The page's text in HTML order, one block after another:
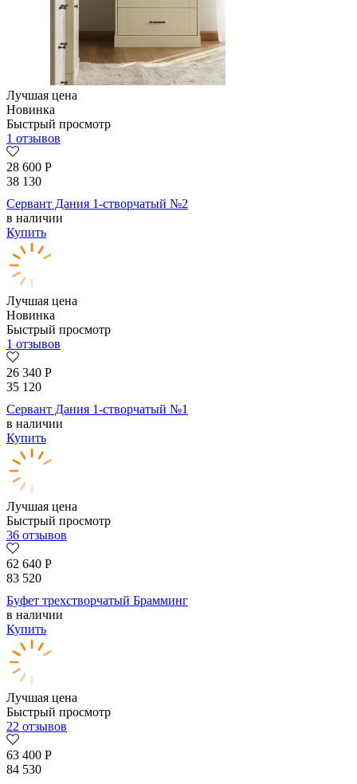
Лучшая цена
Новинка
Быстрый просмотр
1 отзывов
28 600 Р
38 130
Сервант Дания 1-створчатый №2
в наличии
Купить
Лучшая цена
Новинка
Быстрый просмотр
1 отзывов
26 340 Р
35 120
Сервант Дания 1-створчатый №1
в наличии
Купить
Лучшая цена
Быстрый просмотр
36 отзывов
62 640 Р
83 520
Буфет трехстворчатый Брамминг
в наличии
Купить
Лучшая цена
Быстрый просмотр
22 отзывов
63 400 Р
84 530